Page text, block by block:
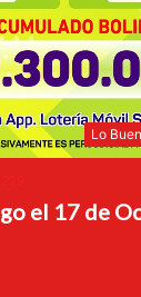
Lo
el 17 de